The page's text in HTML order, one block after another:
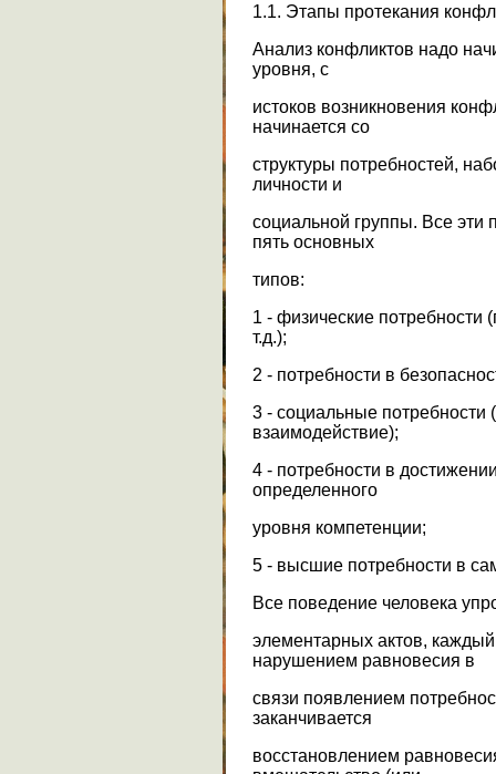
1.1. Этапы протекания
Анализ конфликтов надо
уровня, с
истоков возникновения
начинается со
структуры потребностей,
личности и
социальной группы. Все эти
пять основных
типов:
1 - физические потребности
т.д.);
2 - потребности в
3 - социальные потребности
взаимодействие);
4 - потребности в
определенного
уровня компетенции;
5 - высшие потребности в
Все поведение человека
элементарных актов,
нарушением равновесия в
связи появлением
заканчивается
восстановлением